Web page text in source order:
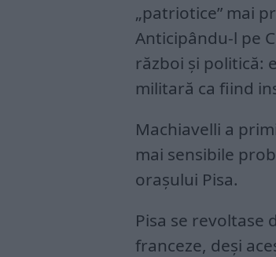
„patriotice” mai
Anticipându-l pe
război și politică:
militară ca fiind
Machiavelli a
mai sensibile
orașului Pisa.
Pisa se revoltase
franceze, deși